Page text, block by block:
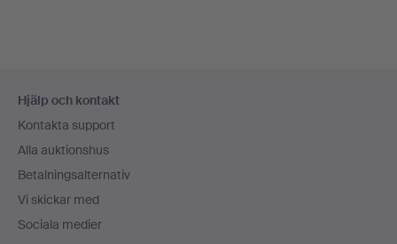
Hjälp och kontakt
Kontakta support
Alla auktionshus
Betalningsalternativ
Vi skickar med
Sociala medier